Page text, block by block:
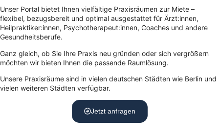
Unser Portal bietet Ihnen vielfältige Praxisräumen zur Miete –
flexibel, bezugsbereit und optimal ausgestattet für Ärzt:innen,
Heilpraktiker:innen, Psychotherapeut:innen, Coaches und andere
Gesundheitsberufe.
Ganz gleich, ob Sie Ihre Praxis neu gründen oder sich vergrößern
möchten wir bieten Ihnen die passende Raumlösung.
Unsere Praxisräume sind in vielen deutschen Städten wie Berlin und
vielen weiteren Städten verfügbar.
Jetzt anfragen